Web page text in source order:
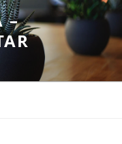
–